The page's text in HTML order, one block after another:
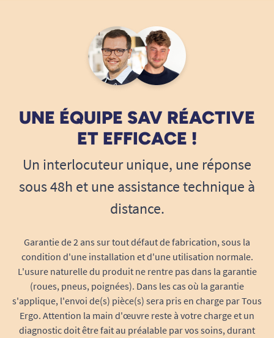
UNE ÉQUIPE SAV RÉACTIVE
ET EFFICACE !
Un interlocuteur unique, une réponse
sous 48h et une assistance technique à
distance.
Garantie de 2 ans sur tout défaut de fabrication, sous la
condition d'une installation et d'une utilisation normale.
L'usure naturelle du produit ne rentre pas dans la garantie
(roues, pneus, poignées). Dans les cas où la garantie
s'applique, l'envoi de(s) pièce(s) sera pris en charge par Tous
Ergo. Attention la main d'œuvre reste à votre charge et un
diagnostic doit être fait au préalable par vos soins, durant